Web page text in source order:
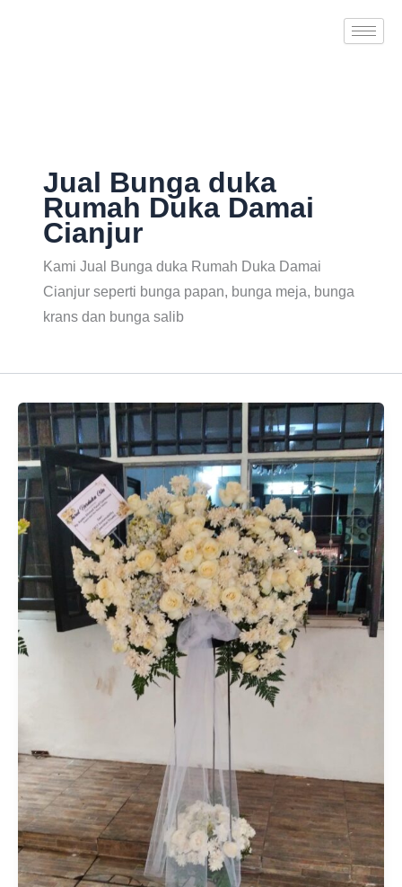
Jual Bunga duka
Rumah Duka Damai
Cianjur
Kami Jual Bunga duka Rumah Duka Damai
Cianjur seperti bunga papan, bunga meja, bunga
krans dan bunga salib